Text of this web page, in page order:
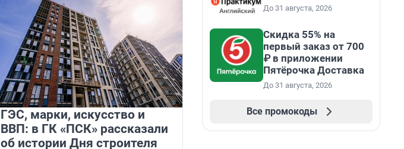
ГЭС, марки, искусство и
ВВП: в ГК «ПСК» рассказали
об истории Дня строителя
На водоёмах Ленобласти
заработали новые базовые
До 31 августа, 2026
Скидка 55% на
первый заказ от 700
₽ в приложении
Пятёрочка Доставка
До 31 августа, 2026
Все промокоды